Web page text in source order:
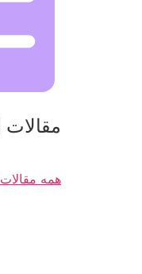
مقالات vSAN
همه مقالات vSAN